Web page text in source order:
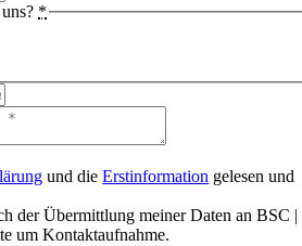
*
und dieErstinformation gelesen und
der Übermittlung meiner Daten an BSC |
um Kontaktaufnahme.